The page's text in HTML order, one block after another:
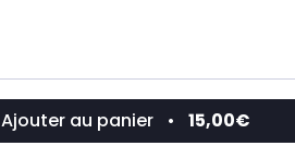
Ajouter au panier • 15,00€